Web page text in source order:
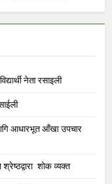
नेता रसाइली
आधारभूत आँखा उपचार
शोक व्यक्त